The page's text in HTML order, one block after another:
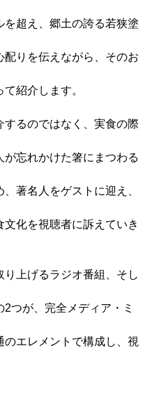
超え、郷土の誇る若狭塗
りを伝えながら、そのお
紹介します。
するのではなく、実食の際
忘れかけた箸にまつわる
著名人をゲストに迎え、
化を視聴者に訴えていき
上げるラジオ番組、そし
つが、完全メディア・ミ
エレメントで構成し、視